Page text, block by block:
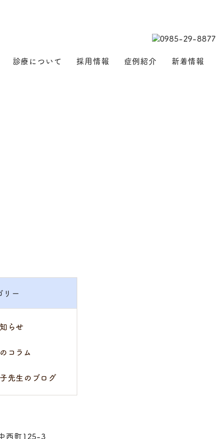
診療について 採用情報 症例紹介 新着情報
リー
らせ
コラム
先生のブログ
西町125-3